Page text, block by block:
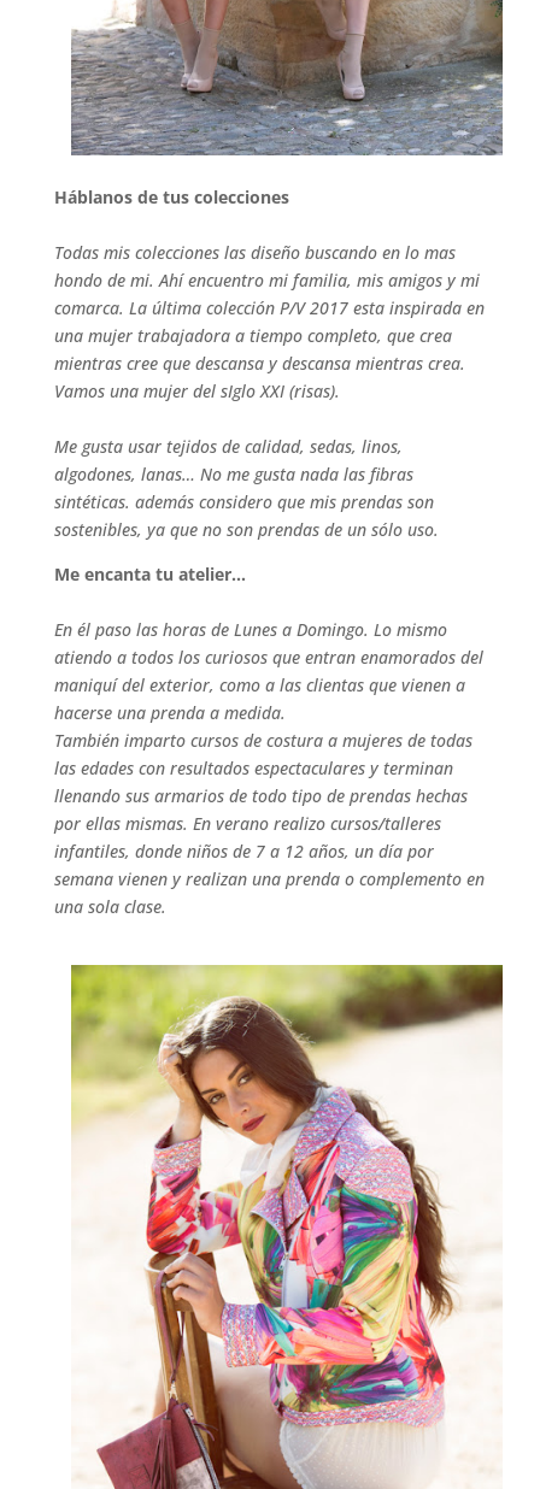
Háblanos de tus colecciones
Todas mis colecciones las diseño buscando en lo mas
hondo de mi. Ahí encuentro mi familia, mis amigos y mi
comarca. La última colección P/V 2017 esta inspirada en
una mujer trabajadora a tiempo completo, que crea
mientras cree que descansa y descansa mientras crea.
Vamos una mujer del sIglo XXI (risas).
Me gusta usar tejidos de calidad, sedas, linos,
algodones, lanas… No me gusta nada las fibras
sintéticas. además considero que mis prendas son
sostenibles, ya que no son prendas de un sólo uso.
Me encanta tu atelier…
En él paso las horas de Lunes a Domingo. Lo mismo
atiendo a todos los curiosos que entran enamorados del
maniquí del exterior, como a las clientas que vienen a
hacerse una prenda a medida.
También imparto cursos de costura a mujeres de todas
las edades con resultados espectaculares y terminan
llenando sus armarios de todo tipo de prendas hechas
por ellas mismas. En verano realizo cursos/talleres
infantiles, donde niños de 7 a 12 años, un día por
semana vienen y realizan una prenda o complemento en
una sola clase.